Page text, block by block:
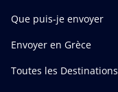
Que puis-je envoyer
Envoyer en Grèce
Toutes les Destinations